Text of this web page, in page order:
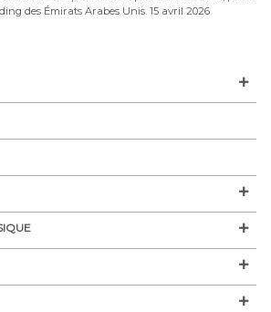
des Émirats Arabes Unis. 15 avril 2026